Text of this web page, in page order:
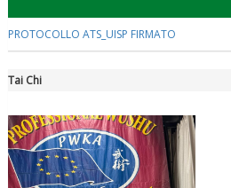
PROTOCOLLO ATS_UISP FIRMATO
Tai Chi